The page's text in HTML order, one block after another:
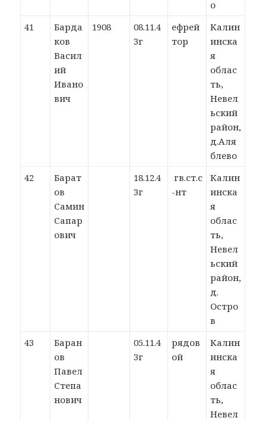
о
41
Барда
ков
Васил
ий
Ивано
вич
1908
08.11.4
3г
ефрей
тор
Калин
инска
я
облас
ть,
Невел
ьский
район,
д.Аля
блево
42
Барат
ов
Самин
Сапар
ович
18.12.4
3г
гв.ст.с
-нт
Калин
инска
я
облас
ть,
Невел
ьский
район,
д.
Остро
в
43
Баран
ов
Павел
Степа
нович
05.11.4
3г
рядов
ой
Калин
инска
я
облас
ть,
Невел